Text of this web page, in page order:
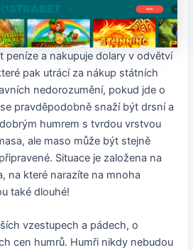
peníze a nakupuje dolary v odvětví
pak utrácí za nákup státních
nedorozumění, pokud jde o
pravděpodobně snaží být drsní a
humrem s tvrdou vrstvou
ale maso může být stejně
Situace je založena na
na které narazíte na mnoha
také dlouhé!
vzestupech a pádech, o
cen humrů. Humři nikdy nebudou